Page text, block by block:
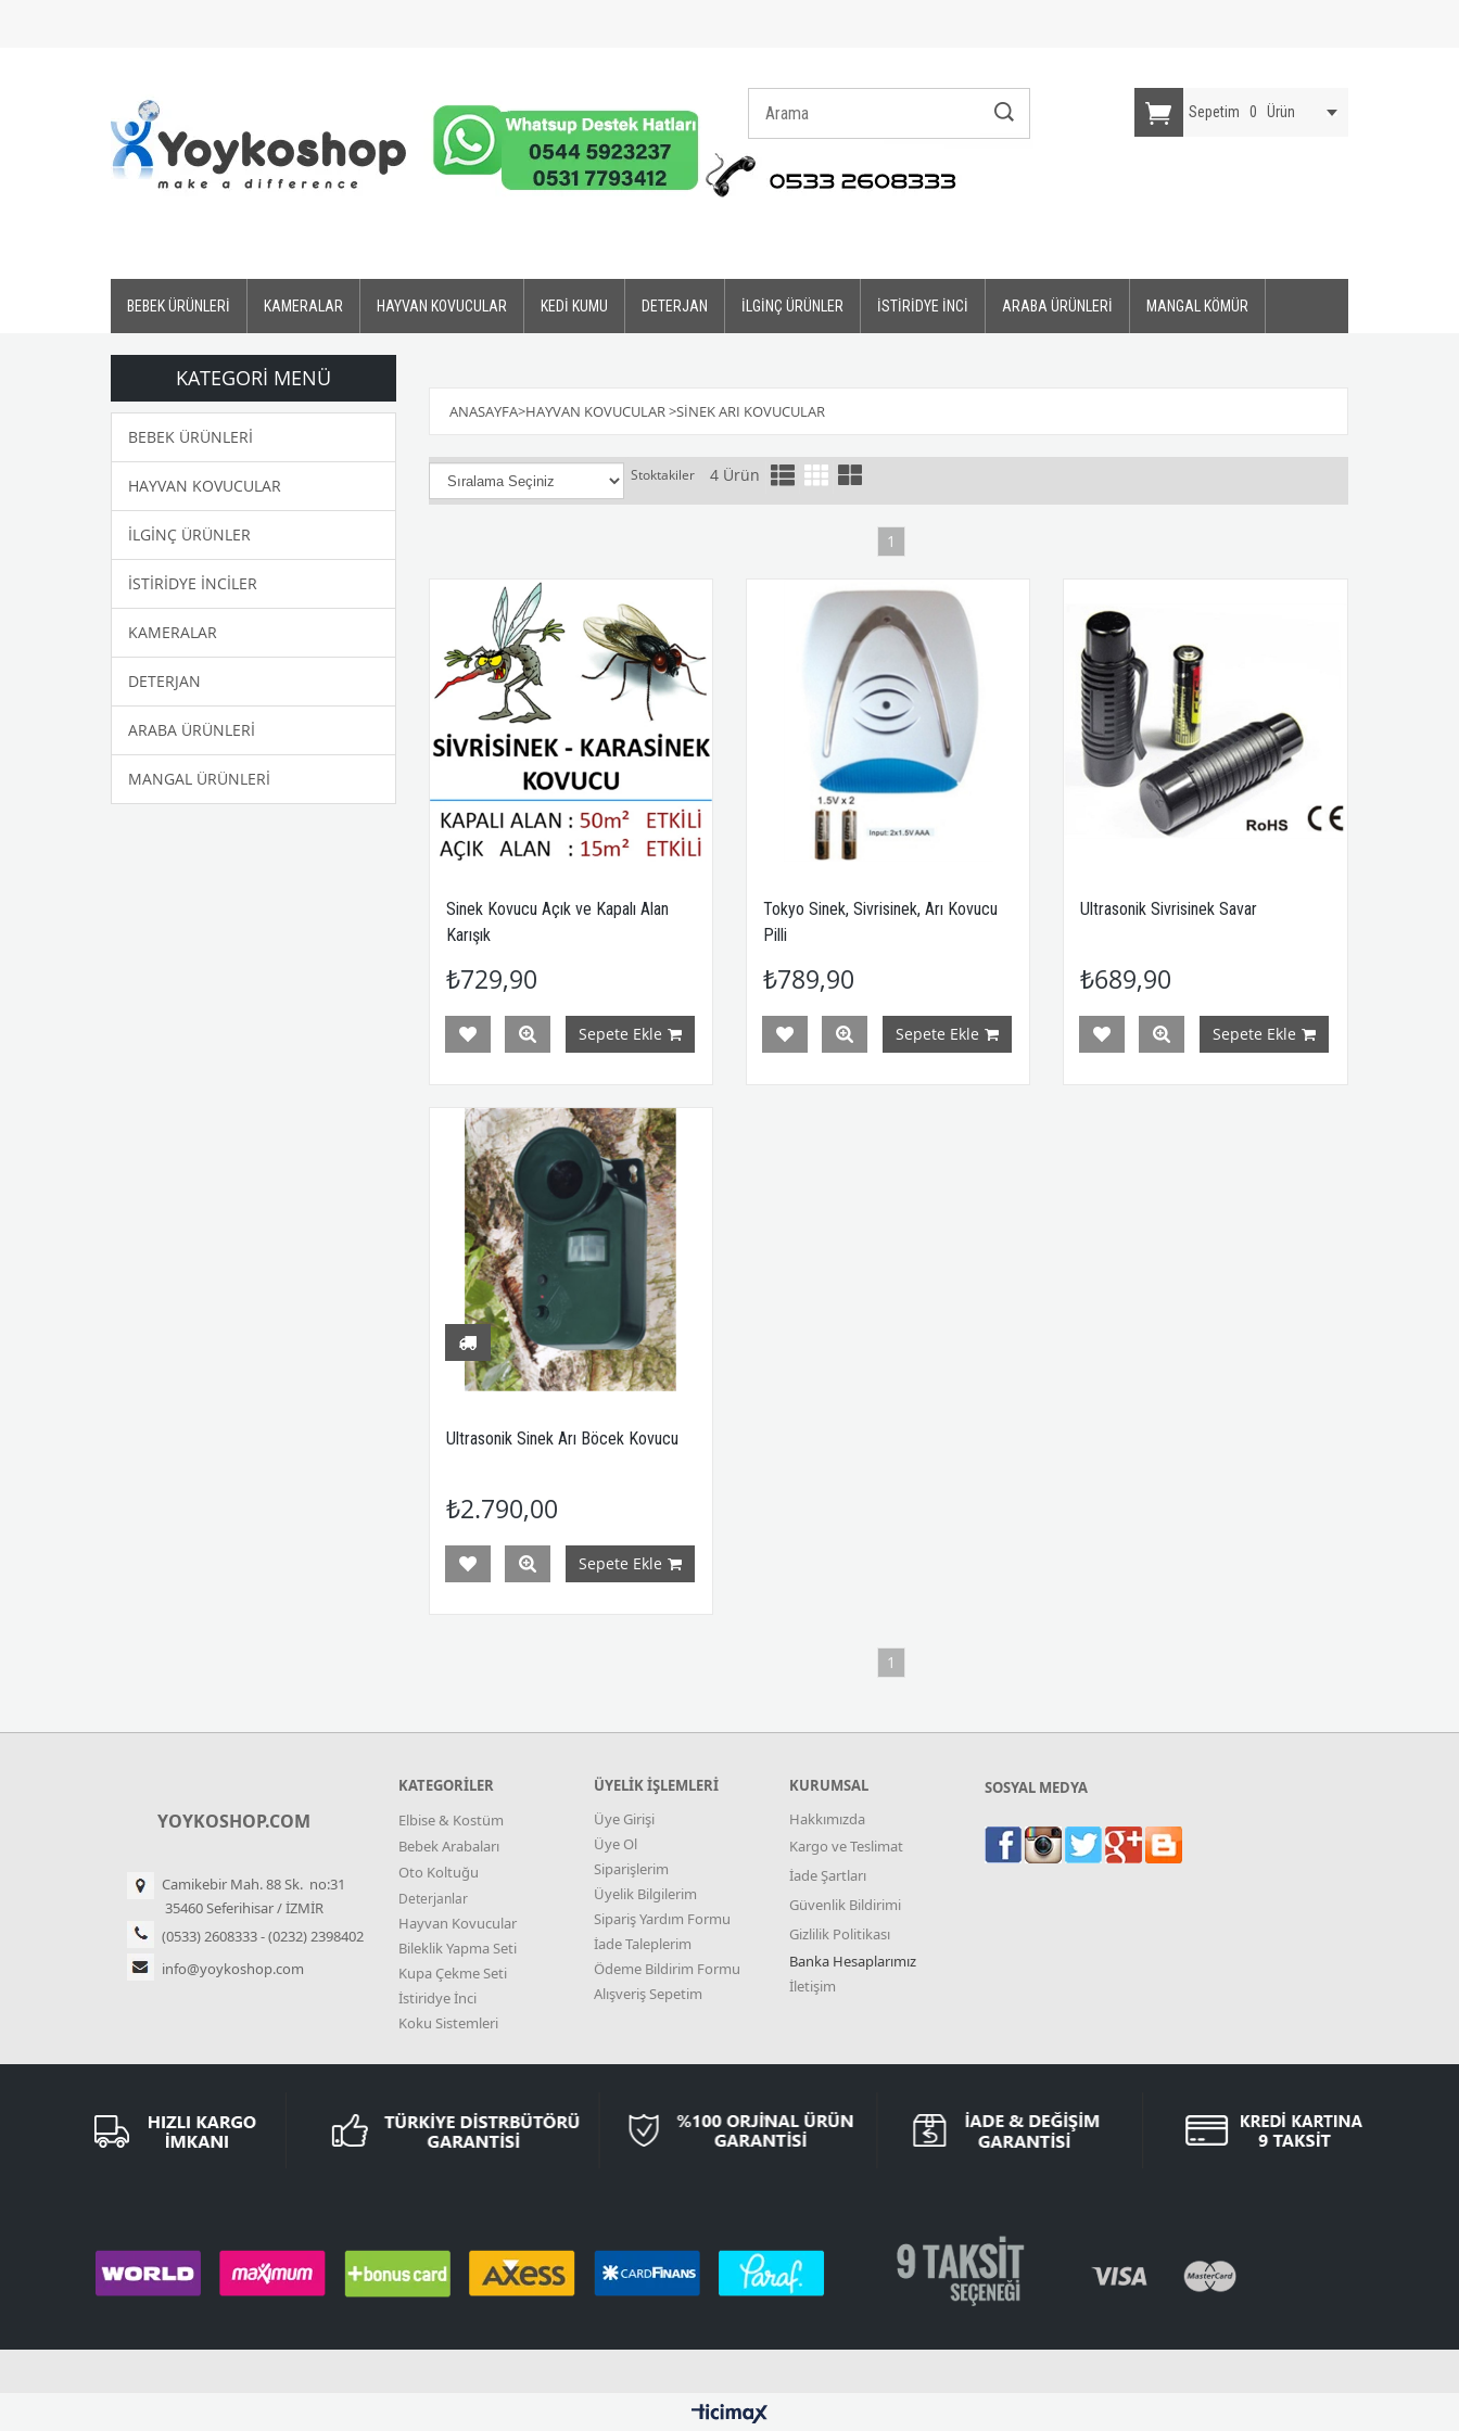
Sepetim 0 Ürün
BEBEK ÜRÜNLERİ KAMERALAR HAYVAN KOVUCULAR KEDİ KUMU DETERJAN İLGİNÇ ÜRÜNLER İSTİRİDYE İNCİ ARABA ÜRÜNLERİ MANGAL KÖMÜR
KATEGORI MENÜ
BEBEK ÜRÜNLERİ
HAYVAN KOVUCULAR
İLGİNÇ ÜRÜNLER
İSTİRİDYE İNCİLER
KAMERALAR
DETERJAN
ARABA ÜRÜNLERİ
MANGAL ÜRÜNLERİ
ANASAYFA>HAYVAN KOVUCULAR>SİNEK ARI KOVUCULAR
Stoktakiler 4 Ürün
1
Sinek Kovucu Açık ve Kapalı Alan
Karışık
₺729,90
Sepete Ekle
Tokyo Sinek, Sivrisinek, Arı Kovucu
Pilli
₺789,90
Sepete Ekle
Ultrasonik Sivrisinek Savar
₺689,90
Sepete Ekle
Ultrasonik Sinek Arı Böcek Kovucu
₺2.790,00
Sepete Ekle
1
YOYKOSHOP.COM
Camikebir Mah. 88 Sk. no:31
35460 Seferihisar / İZMİR
(0533) 2608333 - (0232) 2398402
info@yoykoshop.com
KATEGORİLER
Elbise & Kostüm
Bebek Arabaları
Oto Koltuğu
Deterjanlar
Hayvan Kovucular
Bileklik Yapma Seti
Kupa Çekme Seti
İstiridye İnci
Koku Sistemleri
ÜYELİK İŞLEMLERİ
Üye Girişi
Üye Ol
Siparişlerim
Üyelik Bilgilerim
Sipariş Yardım Formu
İade Taleplerim
Ödeme Bildirim Formu
Alışveriş Sepetim
KURUMSAL
Hakkımızda
Kargo ve Teslimat
İade Şartları
Güvenlik Bildirimi
Gizlilik Politikası
Banka Hesaplarımız
İletişim
SOSYAL MEDYA